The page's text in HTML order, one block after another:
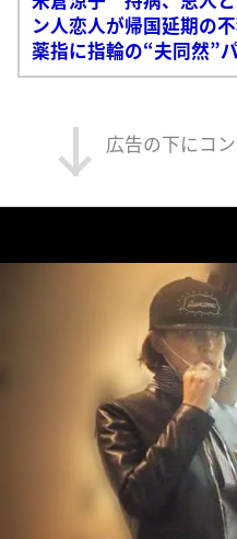
ン人恋人が帰国延期の
薬指に指輪の“夫同然”
広告の下にコ